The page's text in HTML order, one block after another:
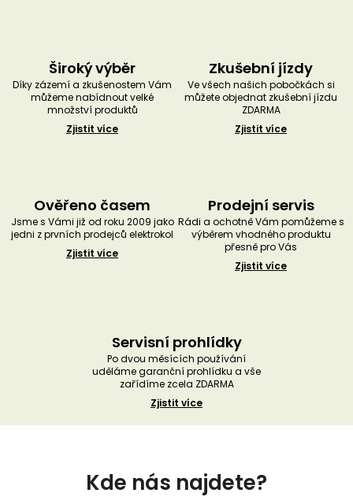
Široký výběr
Díky zázemí a zkušenostem Vám
můžeme nabídnout velké
množství produktů
Zjistit více
Zkušební jízdy
Ve všech našich pobočkách si
můžete objednat zkušební jízdu
ZDARMA
Zjistit více
Ověřeno časem
Jsme s Vámi již od roku 2009 jako
jedni z prvních prodejců elektrokol
Zjistit více
Prodejní servis
Rádi a ochotně Vám pomůžeme s
výběrem vhodného produktu
přesně pro Vás
Zjistit více
Servisní prohlídky
Po dvou měsících používání
uděláme garanční prohlídku a vše
zařídíme zcela ZDARMA
Zjistit více
Kde nás najdete?